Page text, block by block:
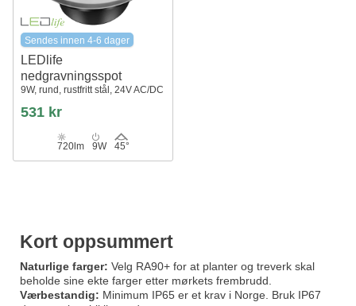
Sendes innen 4-6 dager
LEDlife
nedgravningsspot
9W, rund, rustfritt stål, 24V AC/DC
531 kr
720lm 9W 45°
Kort oppsummert
Naturlige farger: Velg RA90+ for at planter og treverk skal
beholde sine ekte farger etter mørkets frembrudd.
Værbestandig: Minimum IP65 er et krav i Norge. Bruk IP67